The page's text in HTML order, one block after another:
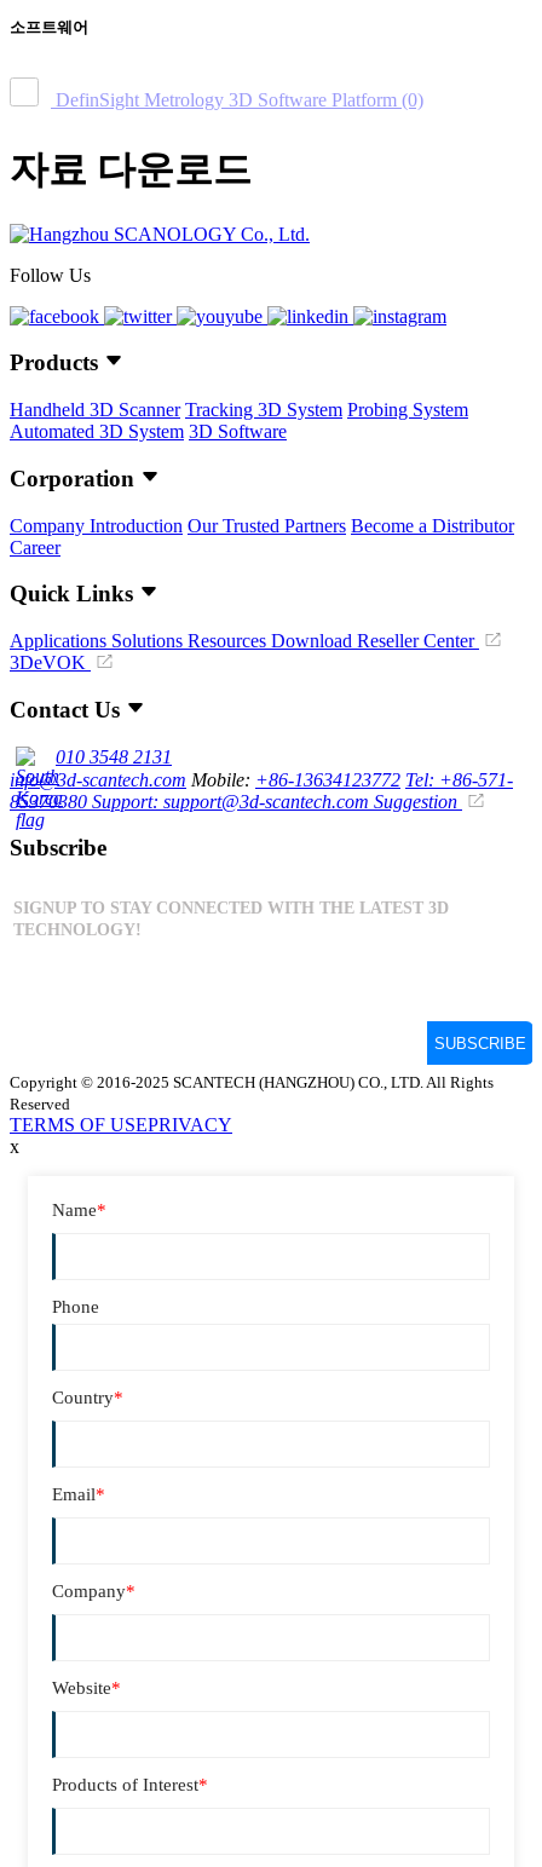
소프트웨어
DefinSight Metrology 3D Software Platform (0)
자료 다운로드
Follow Us
Products
Handheld 3D Scanner Tracking 3D System Probing System
Automated 3D System 3D Software
Corporation
Company Introduction Our Trusted Partners Become a Distributor
Career
Quick Links
Applications Solutions Resources Download Reseller Center
3DeVOK
Contact Us
010 3548 2131
info@3d-scantech.com Mobile: +86-13634123772 Tel: +86-571-
85370380 Support: support@3d-scantech.com Suggestion
Subscribe
Copyright © 2016-2025 SCANTECH (HANGZHOU) CO., LTD. All Rights
Reserved
TERMS OF USEPRIVACY
x
Name*
Phone
Country*
Email*
Company*
Website*
Products of Interest*